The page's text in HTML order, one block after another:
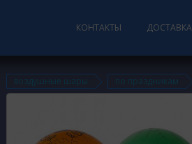
КОНТАКТЫ ДОСТАВКА
воздушные шары по праздникам